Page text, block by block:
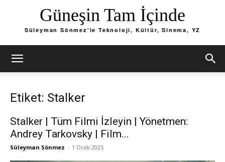
Güneşin Tam İçinde
Süleyman Sönmez'le Teknoloji, Kültür, Sinema, YZ
Etiket: Stalker
Stalker | Tüm Filmi İzleyin | Yönetmen:
Andrey Tarkovsky | Film...
Süleyman Sönmez - 1 Ocak 2025